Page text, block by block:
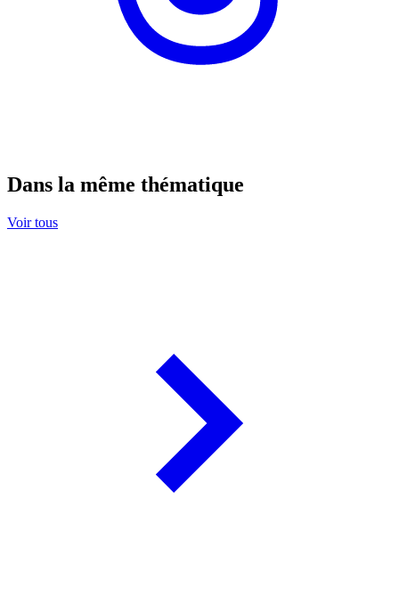
Dans la même thématique
Voir tous